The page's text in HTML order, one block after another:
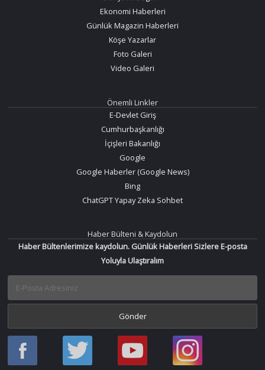
Ekonomi Haberleri
Günlük Magazin Haberleri
Köşe Yazarlar
Foto Galeri
Video Galeri
Önemli Linkler
E-Devlet Giriş
Cumhurbaşkanlığı
İçişleri Bakanlığı
Google
Google Haberler (Google News)
Bing
ChatGPT Yapay Zeka Sohbet
Haber Bülteni & Kaydolun
Haber Bültenlerimize kaydolun. Günlük Haberleri Sizlere E-posta
Yoluyla Ulaştıralım
Haber
Oku
Haber
Oku
Bir
Haber
Bir
Haber